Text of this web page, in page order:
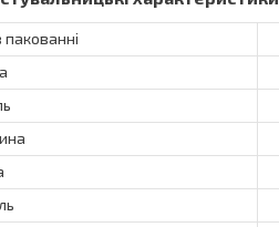
пакованні